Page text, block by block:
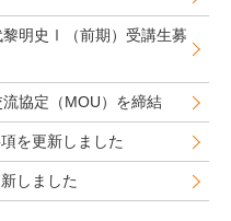
明史Ⅰ（前期）受講生募
協定（MOU）を締結
を更新しました
しました